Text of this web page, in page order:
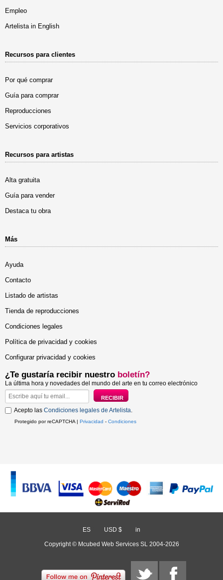
Empleo
Artelista in English
Recursos para clientes
Por qué comprar
Guía para comprar
Reproducciones
Servicios corporativos
Recursos para artistas
Alta gratuita
Guía para vender
Destaca tu obra
Más
Ayuda
Contacto
Listado de artistas
Tienda de reproducciones
Condiciones legales
Política de privacidad y cookies
Configurar privacidad y cookies
¿Te gustaría recibir nuestro boletín?
La última hora y novedades del mundo del arte en tu correo electrónico
Acepto las Condiciones legales de Artelista.
Protegido por reCAPTCHA | Privacidad - Condiciones
ES USD $ in
Copyright © Mcubed Web Services SL 2004-2026